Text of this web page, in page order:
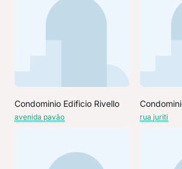
Condominio Edificio Rivello
avenida pavão rua juriti